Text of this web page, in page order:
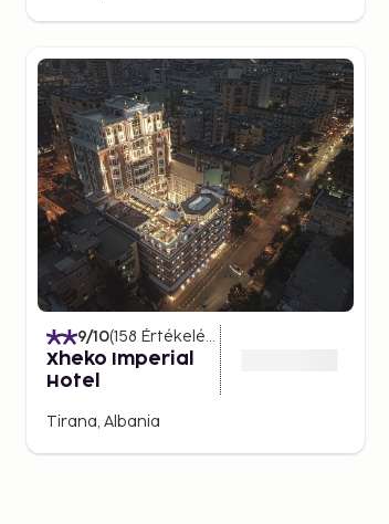
9/10(158 Értékelések
Xheko Imperial
Hotel
Tirana, Albania